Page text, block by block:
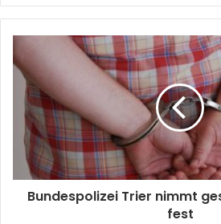
Bundespolizei Trier nimmt
fest